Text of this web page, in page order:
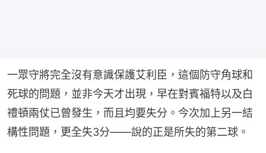
一眾守將完全沒有意識保護艾利臣，這個防守角球和
死球的問題，並非今天才出現，早在對賓福特以及白
禮頓兩仗已曾發生，而且均要失分。今次加上另一結
構性問題，更全失3分——說的正是所失的第二球。